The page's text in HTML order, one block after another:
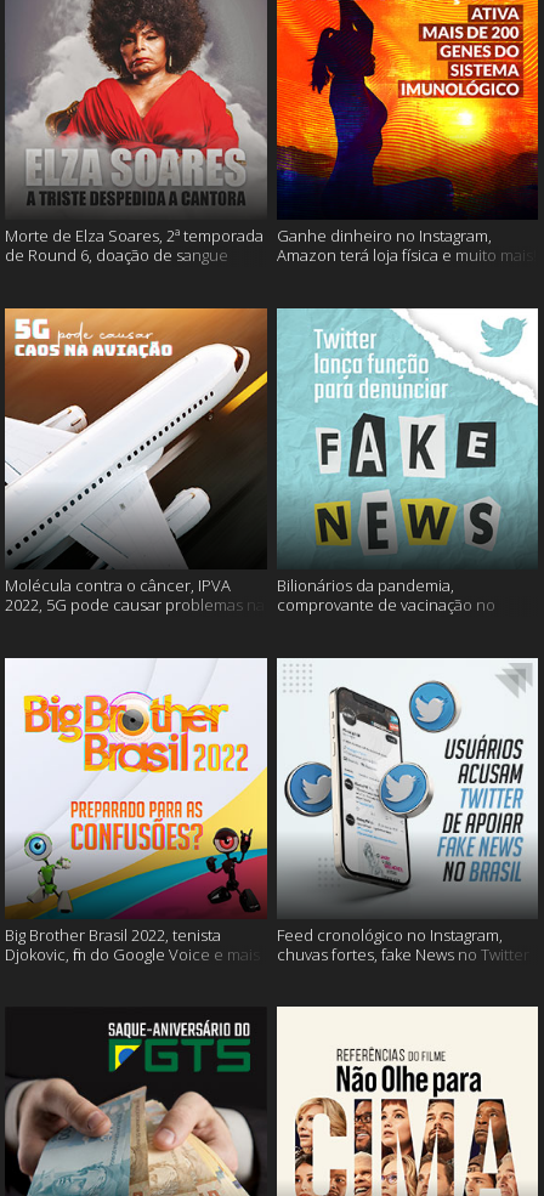
Morte de Elza Soares, 2ª temporada
de Round 6, doação de sangue
Ganhe dinheiro no Instagram,
Amazon terá loja física e muito mais!
Molécula contra o câncer, IPVA
2022, 5G pode causar problemas na
Bilionários da pandemia,
comprovante de vacinação no
Big Brother Brasil 2022, tenista
Djokovic, fim do Google Voice e mais
Feed cronológico no Instagram,
chuvas fortes, fake News no Twitter